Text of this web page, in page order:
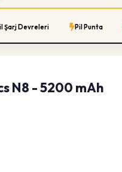
Şarj Devreleri Pil Punta
N8 - 5200 mAh